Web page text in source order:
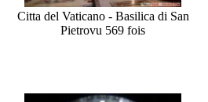
Citta del Vaticano - Basilica di San
Pietrovu 569 fois